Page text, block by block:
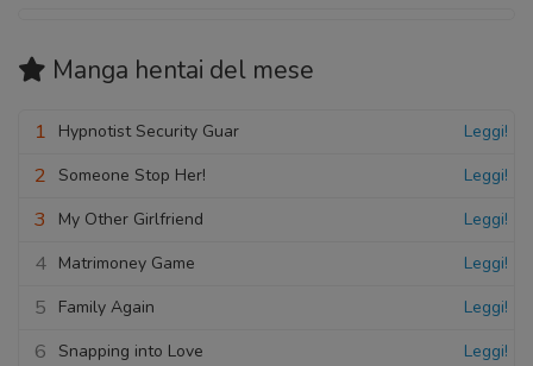
Manga hentai del mese
1 Hypnotist Security Guar Leggi!
2 Someone Stop Her! Leggi!
3 My Other Girlfriend Leggi!
4 Matrimoney Game Leggi!
5 Family Again Leggi!
6 Snapping into Love Leggi!